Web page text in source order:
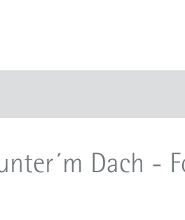
Dach -